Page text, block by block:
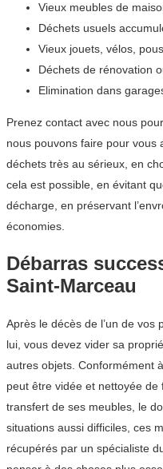
Vieux meubles de
Déchets usuels
Vieux jouets, vélos,
Déchets de rénovation
Elimination dans
Prenez contact avec nous
nous pouvons faire pour vous
déchets très au sérieux, en
cela est possible, en évitant
décharge, en préservant
économies.
Débarras
Saint-Marceau
Après le décès de l’un de
lui, vous devez vider sa
autres objets. Conformément
peut être vidée et nettoyée
transfert de ses meubles, le
situations aussi difficiles, ces
récupérés par un spécialiste